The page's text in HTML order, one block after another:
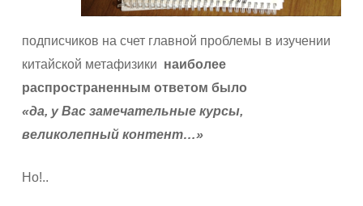
подписчиков на счет главной проблемы в изучении
китайской метафизики наиболее
распространенным ответом было
«да, у Вас замечательные курсы,
великолепный контент…»
Но!..